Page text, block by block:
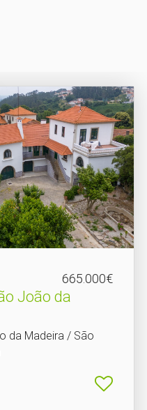
665.000€
João da
da Madeira / São